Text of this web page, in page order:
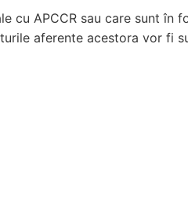
APCCR sau care sunt în
aferente acestora vor fi